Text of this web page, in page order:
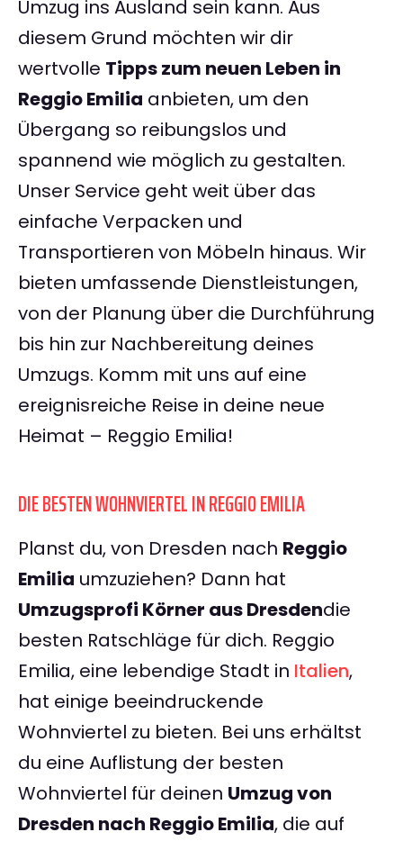
Umzug ins Ausland sein kann. Aus
diesem Grund möchten wir dir
wertvolle Tipps zum neuen Leben in
Reggio Emilia anbieten, um den
Übergang so reibungslos und
spannend wie möglich zu gestalten.
Unser Service geht weit über das
einfache Verpacken und
Transportieren von Möbeln hinaus. Wir
bieten umfassende Dienstleistungen,
von der Planung über die Durchführung
bis hin zur Nachbereitung deines
Umzugs. Komm mit uns auf eine
ereignisreiche Reise in deine neue
Heimat – Reggio Emilia!
DIE BESTEN WOHNVIERTEL IN REGGIO EMILIA
Planst du, von Dresden nach Reggio
Emilia umzuziehen? Dann hat
Umzugsprofi Körner aus Dresdendie
besten Ratschläge für dich. Reggio
Emilia, eine lebendige Stadt in Italien,
hat einige beeindruckende
Wohnviertel zu bieten. Bei uns erhältst
du eine Auflistung der besten
Wohnviertel für deinen Umzug von
Dresden nach Reggio Emilia, die auf